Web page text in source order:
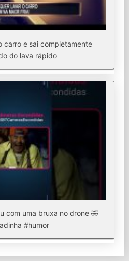
carro e sai completamente
do lava rápido
com uma bruxa no drone 🤣
#humor